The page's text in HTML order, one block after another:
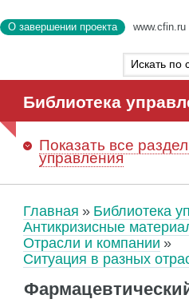
О завершении проекта www.cfin.ru
Библиотека
Показать все
управления
Главная
Библиотека
Антикризисные
Отрасли и компании
Ситуация в разных